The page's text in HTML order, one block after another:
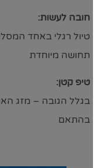
חובה לעשות:
טיול רגלי באחד
תחושה מיוחדת
טיפ קטן:
בגלל הגובה – מזג
בהתאם